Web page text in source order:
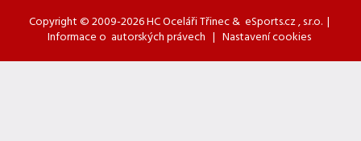
Copyright © 2009-2026 HC Oceláři Třinec & eSports.cz, s.r.o. |
Informace o autorských právech | Nastavení cookies